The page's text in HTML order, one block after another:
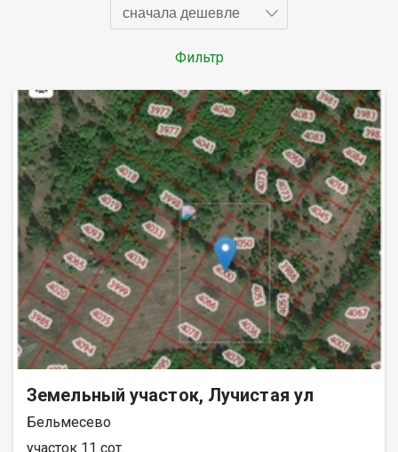
сначала дешевле
Фильтр
Земельный участок, Лучистая ул
Бельмесево
участок 11 сот.